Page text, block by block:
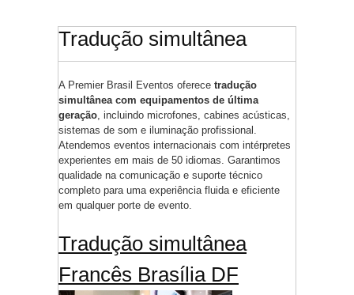
Tradução simultânea
A Premier Brasil Eventos oferece tradução
simultânea com equipamentos de última
geração , incluindo microfones, cabines acústicas,
sistemas de som e iluminação profissional.
Atendemos eventos internacionais com intérpretes
experientes em mais de 50 idiomas. Garantimos
qualidade na comunicação e suporte técnico
completo para uma experiência fluida e eficiente
em qualquer porte de evento.
Tradução simultânea
Francês Brasília DF